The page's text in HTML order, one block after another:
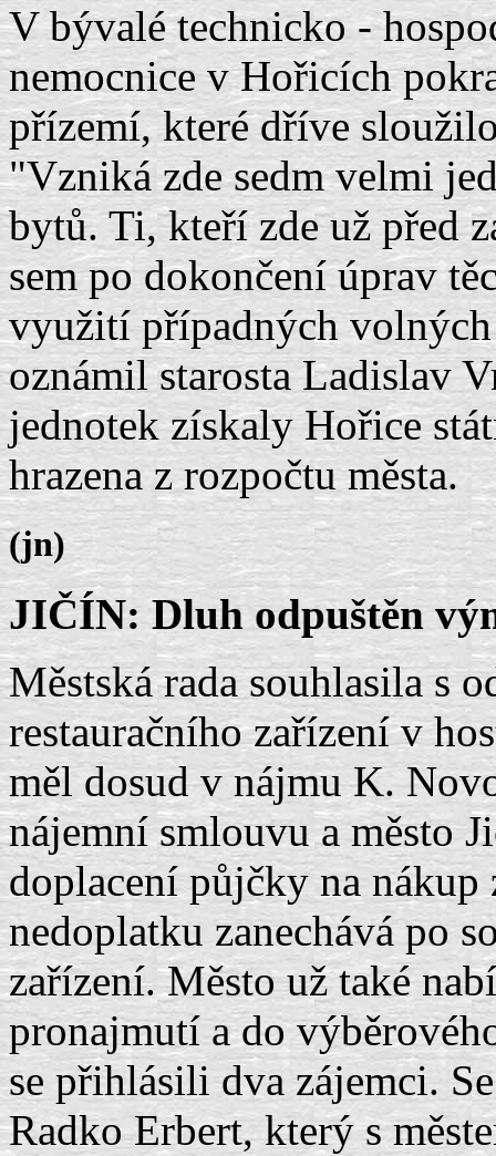
V bývalé technicko -
nemocnice v Hořicích
přízemí, které dříve
"Vzniká zde sedm velmi
bytů. Ti, kteří zde už před
sem po dokončení úprav
využití případných
oznámil starosta Ladislav
jednotek získaly Hořice
hrazena z rozpočtu města.
(jn)
JIČÍN: Dluh odpuštěn
Městská rada souhlasila s
restauračního zařízení v
měl dosud v nájmu K.
nájemní smlouvu a město
doplacení půjčky na nákup
nedoplatku zanechává po
zařízení. Město už také
pronajmutí a do
se přihlásili dva zájemci.
Radko Erbert, který s